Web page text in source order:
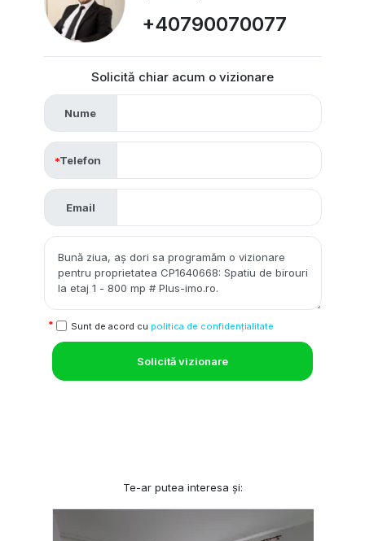
+40790070077
Solicită chiar acum o vizionare
Nume
Telefon
Email
Sunt de acord cu politica de confidențialitate
Solicită vizionare
Te-ar putea interesa și: